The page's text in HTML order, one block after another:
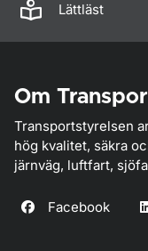
Lättläst
Om
Transportstyrelsen
hög kvalitet, säkra
järnväg, luftfart,
Facebook